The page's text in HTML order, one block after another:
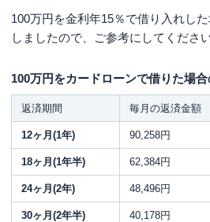
100万円を金利年15％で借り入れし
しましたので、ご参考にしてください
100万円をカードローンで借りた場
返済期間 毎月の返済金額
12ヶ月(1年) 90,258円
18ヶ月(1年半) 62,384円
24ヶ月(2年) 48,496円
30ヶ月(2年半) 40,178円